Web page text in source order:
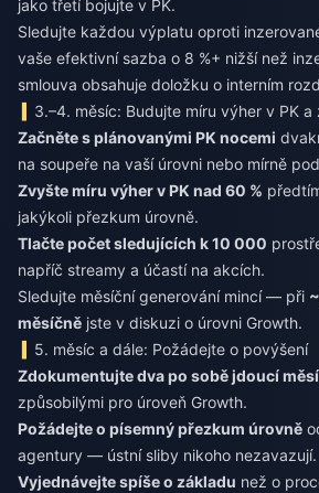
jako třetí bojujte v PK.
Sledujte každou výplatu oproti
vaše efektivní sazba o 8 %+ nižší než
smlouva obsahuje doložku o interním
3.–4. měsíc: Budujte míru výher v PK
Začněte s plánovanými PK nocemi
na soupeře na vaší úrovni nebo mírně
Zvyšte míru výher v PK nad 60 %
jakýkoli přezkum úrovně.
Tlačte počet sledujících k 10 000
napříč streamy a účastí na akcích.
Sledujte měsíční generování mincí — při
měsíčně jste v diskuzi o úrovni Growth.
5. měsíc a dále: Požádejte o povýšení
Zdokumentujte dva po sobě jdoucí
způsobilými pro úroveň Growth.
Požádejte o písemný přezkum úrovně
agentury — ústní sliby nikoho nezavazují.
Vyjednávejte spíše o základu než o